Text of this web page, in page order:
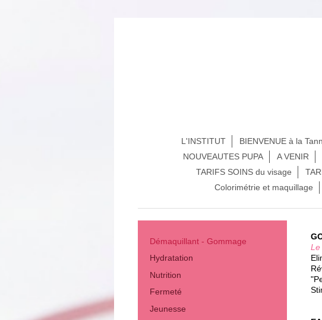
L'INSTITUT BIENVENUE à la
NOUVEAUTES PUPA
A VENIR
TARIFS SOINS du visage
Colorimétrie et maquillage
Le
Démaquillant - Gommage
Hydratation
Nutrition
Fermeté
Jeunesse